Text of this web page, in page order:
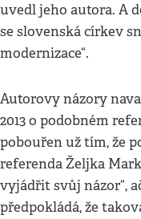
uvedl jeho autora. A
se slovenská církev
modernizace“.
Autorovy názory
2013 o podobném
pobouřen už tím, že
referenda Željka
vyjádřit svůj názor“,
předpokládá, že